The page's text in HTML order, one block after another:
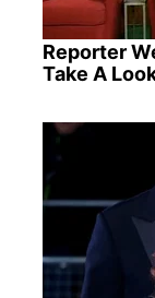
Reporter
Take A